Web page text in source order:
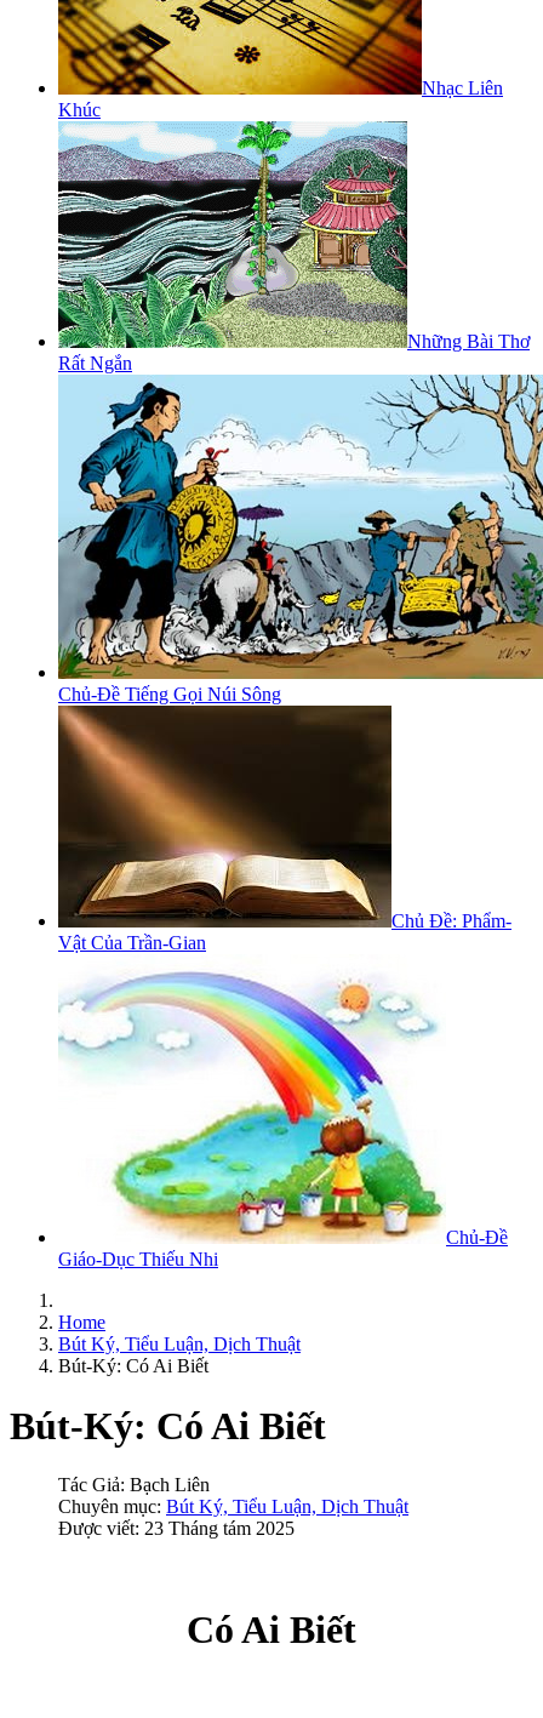
Nhạc Liên
Khúc
Những Bài Thơ
Rất Ngắn
Chủ-Đề Tiếng Gọi Núi Sông
Chủ Đề: Phẩm-
Vật Của Trần-Gian
Chủ-Đề
Giáo-Dục Thiếu Nhi
Home
Bút Ký, Tiểu Luận, Dịch Thuật
Bút-Ký: Có Ai Biết
Bút-Ký: Có Ai Biết
Tác Giả: Bạch Liên
Chuyên mục: Bút Ký, Tiểu Luận, Dịch Thuật
Được viết: 23 Tháng tám 2025
Có Ai Biết